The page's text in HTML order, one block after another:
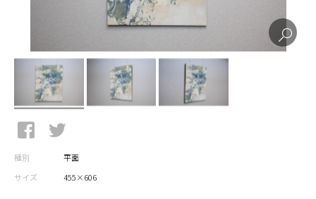
種別
平面
サイズ
455×606